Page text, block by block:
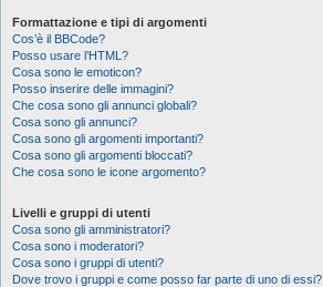
Formattazione e tipi di argomenti
Cos’è il BBCode?
Posso usare l’HTML?
Cosa sono le emoticon?
Posso inserire delle immagini?
Che cosa sono gli annunci globali?
Cosa sono gli annunci?
Cosa sono gli argomenti importanti?
Cosa sono gli argomenti bloccati?
Che cosa sono le icone argomento?
Livelli e gruppi di utenti
Cosa sono gli amministratori?
Cosa sono i moderatori?
Cosa sono i gruppi di utenti?
Dove trovo i gruppi e come posso far parte di uno di essi?